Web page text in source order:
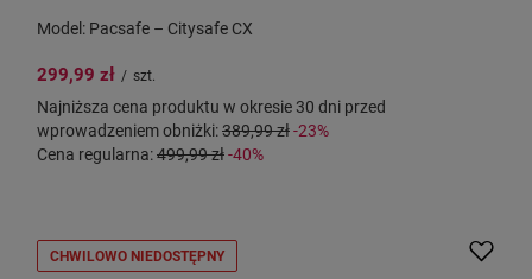
Model: Pacsafe – Citysafe CX
299,99 zł / szt.
Najniższa cena produktu w okresie 30 dni przed
wprowadzeniem obniżki:389,99 zł-23%
Cena regularna:499,99 zł-40%
CHWILOWO NIEDOSTĘPNY